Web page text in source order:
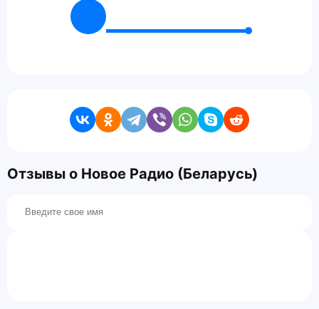
Отзывы о Новое Радио (Беларусь)